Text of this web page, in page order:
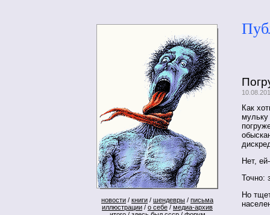
новости / книги / шендевры / письма
иллюстрации / о себе / медиа-архив
Как
Нет,
Точно:
Но